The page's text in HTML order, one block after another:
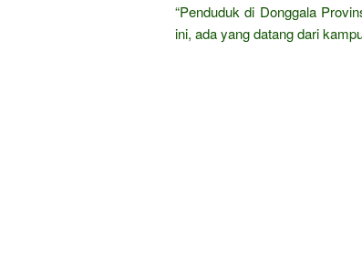
“Penduduk di Donggala
ini, ada yang datang dari